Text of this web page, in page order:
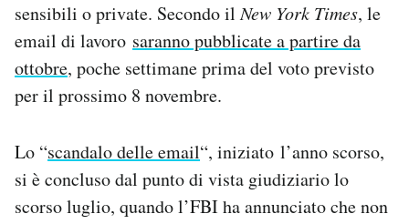
Hai bisogno di aiuto?
Esci
sensibili o private. Secondo ilNew York Times, le
email di lavoro saranno pubblicate a partire da
ottobre, poche settimane prima del voto previsto
per il prossimo 8 novembre.
Lo “scandalo delle email“, iniziato l’anno scorso,
si è concluso dal punto di vista giudiziario lo
scorso luglio, quando l’FBI ha annunciato che non